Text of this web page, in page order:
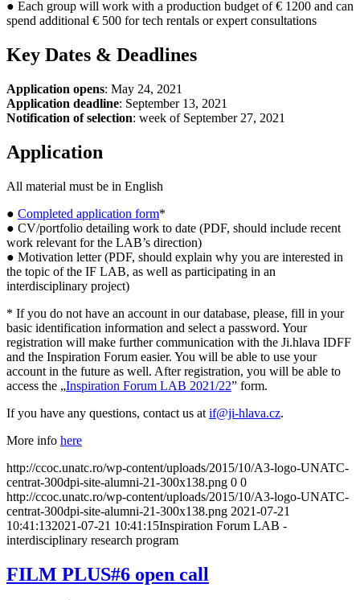
● Each group will work with a production budget of € 1200 and can
spend additional € 500 for tech rentals or expert consultations
Key Dates & Deadlines
Application opens: May 24, 2021
Application deadline: September 13, 2021
Notification of selection: week of September 27, 2021
Application
All material must be in English
● Completed application form*
● CV/portfolio detailing work to date (PDF, should include recent
work relevant for the LAB’s direction)
● Motivation letter (PDF, should explain why you are interested in
the topic of the IF LAB, as well as participating in an
interdisciplinary project)
* If you do not have an account in our database, please, fill in your
basic identification information and select a password. Your
registration will make further communication with the Ji.hlava IDFF
and the Inspiration Forum easier. You will be able to use your
account in the future as well. After registration, you will be able to
access the „Inspiration Forum LAB 2021/22” form.
If you have any questions, contact us at if@ji-hlava.cz.
More info here
http://ccoc.unatc.ro/wp-content/uploads/2015/10/A3-logo-UNATC-
centrat-300dpi-site-alumni-21-300x138.png 0 0
http://ccoc.unatc.ro/wp-content/uploads/2015/10/A3-logo-UNATC-
centrat-300dpi-site-alumni-21-300x138.png 2021-07-21
10:41:132021-07-21 10:41:15Inspiration Forum LAB -
interdisciplinary research program
FILM PLUS#6 open call